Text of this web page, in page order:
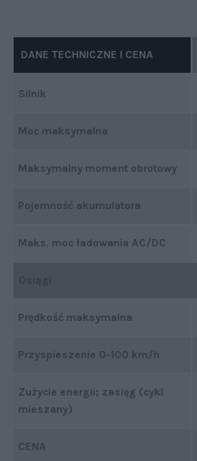
DANE TECHNICZNE I CENA
Silnik
Moc maksymalna
Maksymalny moment obrotowy
Pojemność akumulatora
Maks. moc ładowania AC/DC
Prędkość maksymalna
Przyspieszenie 0-100 km/h
Zużycie energii; zasięg (cykl
mieszany)
CENA